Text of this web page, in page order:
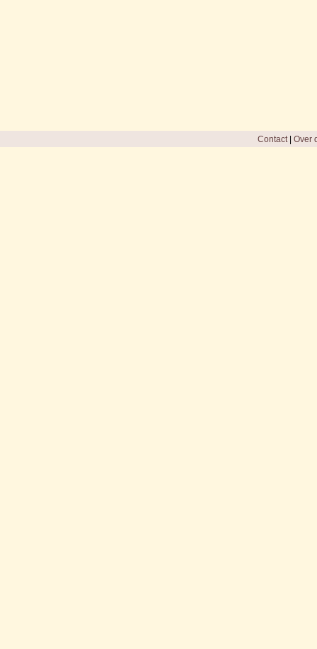
Contact| Over